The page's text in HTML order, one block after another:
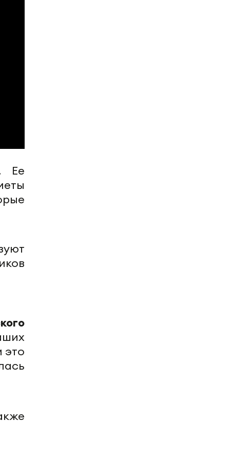
Ее
это